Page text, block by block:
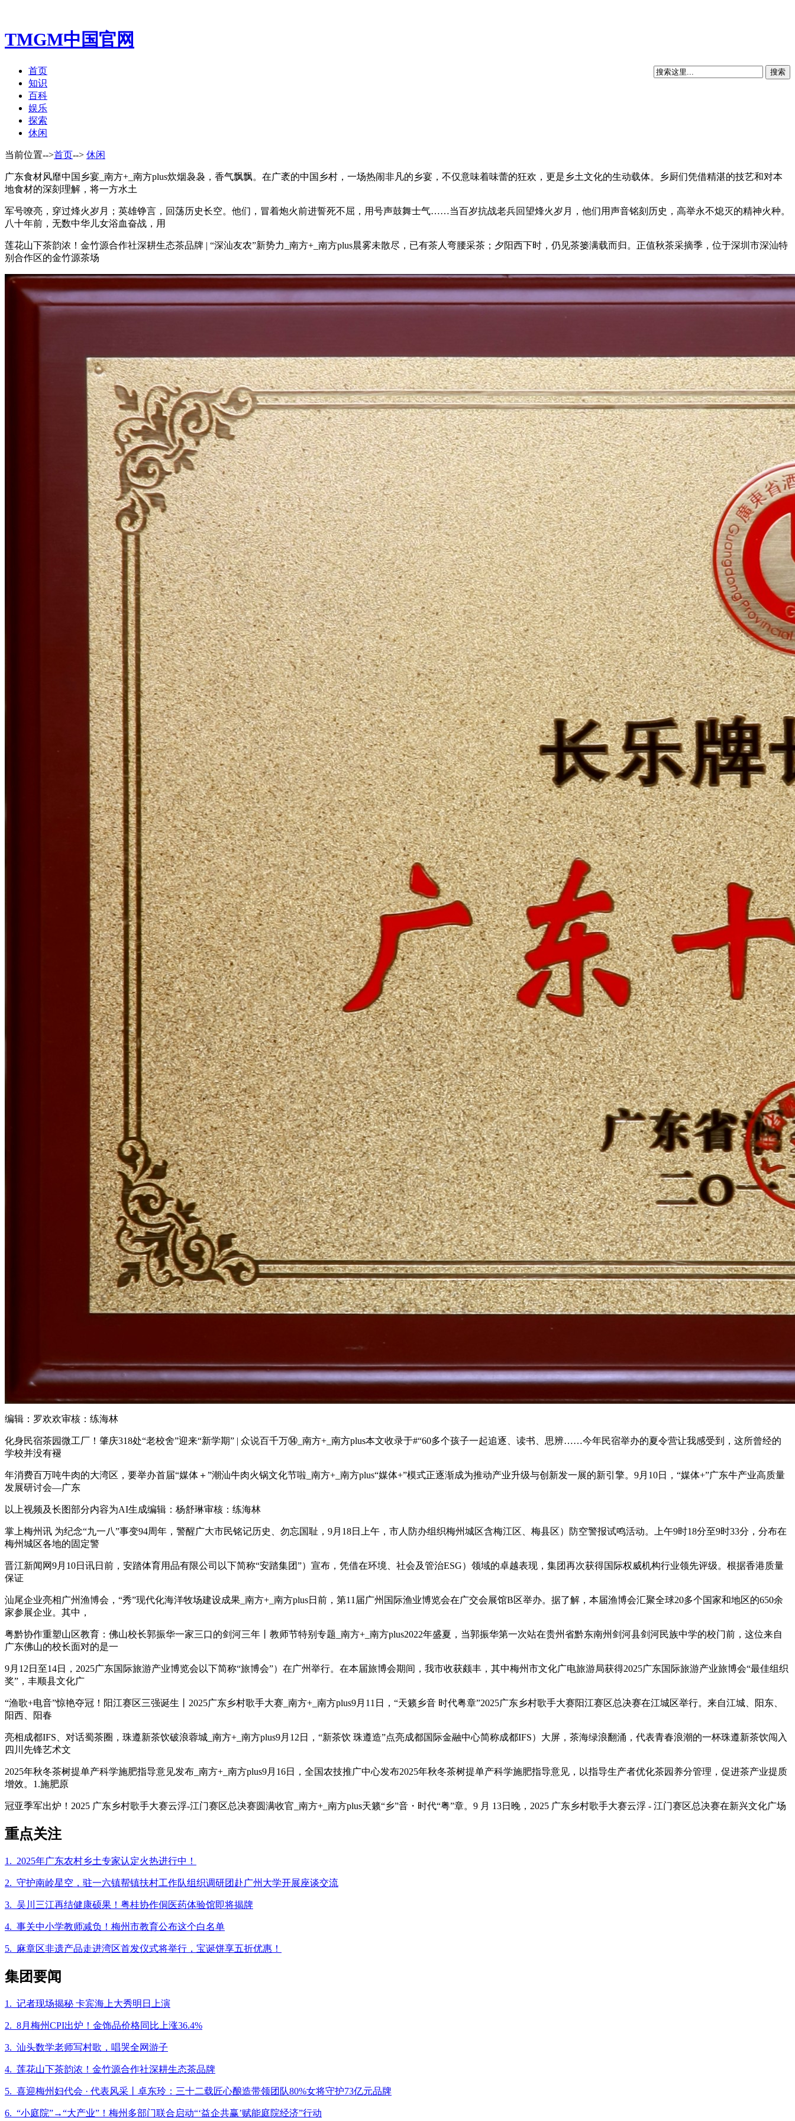
TMGM中国官网
首页
知识
百科
娱乐
探索
休闲
当前位置-->首页--> 休闲
广东食材风靡中国乡宴_南方+_南方plus炊烟袅袅，香气飘飘。在广袤的中国乡村，一场热闹非凡的乡宴，不仅意味着味蕾的狂欢，更是乡土文化的生动载体。乡厨们凭借精湛的技艺和对本
地食材的深刻理解，将一方水土
军号嘹亮，穿过烽火岁月；英雄铮言，回荡历史长空。他们，冒着炮火前进誓死不屈，用号声鼓舞士气……当百岁抗战老兵回望烽火岁月，他们用声音铭刻历史，高举永不熄灭的精神火种。
八十年前，无数中华儿女浴血奋战，用
莲花山下茶韵浓！金竹源合作社深耕生态茶品牌 | “深汕友农”新势力_南方+_南方plus晨雾未散尽，已有茶人弯腰采茶；夕阳西下时，仍见茶篓满载而归。正值秋茶采摘季，位于深圳市深汕特
别合作区的金竹源茶场
编辑：罗欢欢审核：练海林
化身民宿茶园微工厂！肇庆318处“老校舍”迎来“新学期” | 众说百千万⑭_南方+_南方plus本文收录于#“60多个孩子一起追逐、读书、思辨……今年民宿举办的夏令营让我感受到，这所曾经的
学校并没有褪
年消费百万吨牛肉的大湾区，要举办首届“媒体＋”潮汕牛肉火锅文化节啦_南方+_南方plus“媒体+”模式正逐渐成为推动产业升级与创新发一展的新引擎。9月10日，“媒体+”广东牛产业高质量
发展研讨会—广东
以上视频及长图部分内容为AI生成编辑：杨舒琳审核：练海林
掌上梅州讯 为纪念“九一八”事变94周年，警醒广大市民铭记历史、勿忘国耻，9月18日上午，市人防办组织梅州城区含梅江区、梅县区）防空警报试鸣活动。上午9时18分至9时33分，分布在
梅州城区各地的固定警
晋江新闻网9月10日讯日前，安踏体育用品有限公司以下简称“安踏集团”）宣布，凭借在环境、社会及管治ESG）领域的卓越表现，集团再次获得国际权威机构行业领先评级。根据香港质量
保证
汕尾企业亮相广州渔博会，“秀”现代化海洋牧场建设成果_南方+_南方plus日前，第11届广州国际渔业博览会在广交会展馆B区举办。据了解，本届渔博会汇聚全球20多个国家和地区的650余
家参展企业。其中，
粤黔协作重塑山区教育：佛山校长郭振华一家三口的剑河三年丨教师节特别专题_南方+_南方plus2022年盛夏，当郭振华第一次站在贵州省黔东南州剑河县剑河民族中学的校门前，这位来自
广东佛山的校长面对的是一
9月12日至14日，2025广东国际旅游产业博览会以下简称“旅博会”）在广州举行。在本届旅博会期间，我市收获颇丰，其中梅州市文化广电旅游局获得2025广东国际旅游产业旅博会“最佳组织
奖”，丰顺县文化广
“渔歌+电音”惊艳夺冠！阳江赛区三强诞生丨2025广东乡村歌手大赛_南方+_南方plus9月11日，“天籁乡音 时代粤章”2025广东乡村歌手大赛阳江赛区总决赛在江城区举行。来自江城、阳东、
阳西、阳春
亮相成都IFS、对话蜀茶圈，珠遵新茶饮破浪蓉城_南方+_南方plus9月12日，“新茶饮 珠遵造”点亮成都国际金融中心简称成都IFS）大屏，茶海绿浪翻涌，代表青春浪潮的一杯珠遵新茶饮闯入
四川先锋艺术文
2025年秋冬茶树提单产科学施肥指导意见发布_南方+_南方plus9月16日，全国农技推广中心发布2025年秋冬茶树提单产科学施肥指导意见，以指导生产者优化茶园养分管理，促进茶产业提质
增效。1.施肥原
冠亚季军出炉！2025 广东乡村歌手大赛云浮-江门赛区总决赛圆满收官_南方+_南方plus天籁“乡”音・时代“粤”章。9 月 13日晚，2025 广东乡村歌手大赛云浮 - 江门赛区总决赛在新兴文化广场
重点关注
1. 2025年广东农村乡土专家认定火热进行中！
2. 守护南岭星空，驻一六镇帮镇扶村工作队组织调研团赴广州大学开展座谈交流
3. 吴川三江再结健康硕果！粤桂协作侗医药体验馆即将揭牌
4. 事关中小学教师减负！梅州市教育公布这个白名单
5. 麻章区非遗产品走进湾区首发仪式将举行，宝诞饼享五折优惠！
集团要闻
1. 记者现场揭秘 卡宾海上大秀明日上演
2. 8月梅州CPI出炉！金饰品价格同比上涨36.4%
3. 汕头数学老师写村歌，唱哭全网游子
4. 莲花山下茶韵浓！金竹源合作社深耕生态茶品牌
5. 喜迎梅州妇代会 · 代表风采丨卓东玲：三十二载匠心酿造带领团队80%女将守护73亿元品牌
6. “小庭院”→“大产业”！梅州多部门联合启动“‘益企共赢’赋能庭院经济”行动